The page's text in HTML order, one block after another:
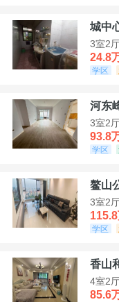
城中
3室2
24.8
学区
河东
3室2
93.8
学区
鳌山
3室2
学区
香山
4室2
85.6